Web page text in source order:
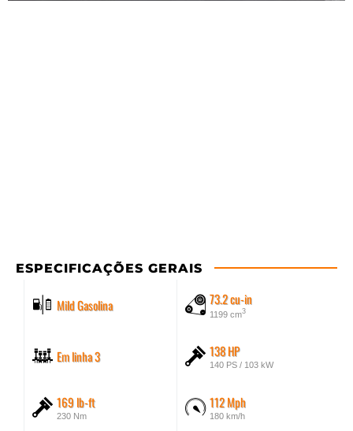
ESPECIFICAÇÕES GERAIS
Mild Gasolina 73.2 cu-in
1199 cm3
Em linha 3 138 HP
140 PS / 103 kW
169 lb-ft
230 Nm
112 Mph
180 km/h